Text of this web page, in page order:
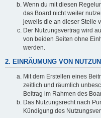
Wenn du mit diesen
das Board nicht weiter
jeweils die an dieser Stelle
Der Nutzungsvertrag wird
von beiden Seiten ohne
werden.
2. EINRÄUMUNG VON
Mit dem Erstellen eines
zeitlich und räumlich
Beitrag im Rahmen des
Das Nutzungsrecht nach
Kündigung des